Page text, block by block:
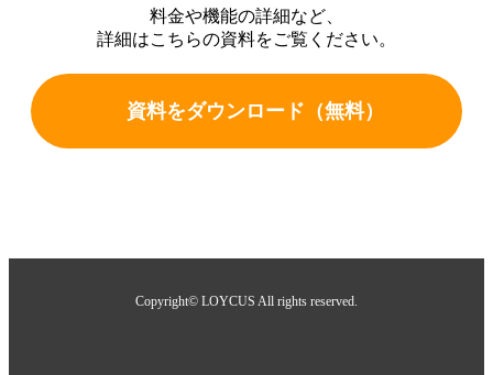
料金や機能の詳細など、
詳細はこちらの資料をご覧ください。
資料をダウンロード（無料）
Copyright© LOYCUS All rights reserved.